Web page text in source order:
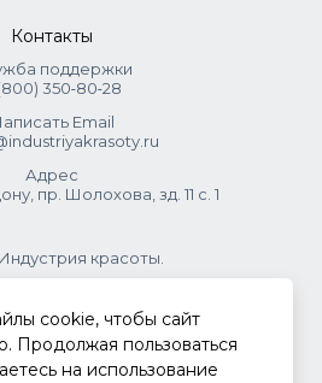
Контакты
поддержки
350‑80‑28
Email
Адрес
пр. Шолохова, зд. 11 с. 1
красоты.
.
конфиденциальности
cookie, чтобы сайт
Продолжая пользоваться
на использование